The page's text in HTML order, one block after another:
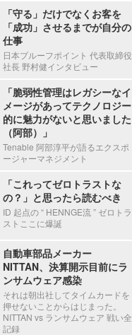
「守る」だけでなくお客を
「成功」させるまでが自分の
仕事
日本プルーフポイント 代表取締役
社長 野村健インタビュー
「脆弱性管理はレガシーなイ
メージがあってテクノロジー
的に魅力がないと思いました
（阿部）」
Tenable 阿部淳平が語るエクスポ
ージャーマネジメント
「これってゼロトラストな
の？」と思ったら読むべき
ID 起点の “ HENNGE流 ” ゼロトラ
ストここに爆誕
自動車部品メーカー
NITTAN、決算開示目前にラ
ンサムウェア感染
それは朝出社してタイムカードを
押せないことからはじまった。
NITTAN vs ランサムウェア 戦い全
記録